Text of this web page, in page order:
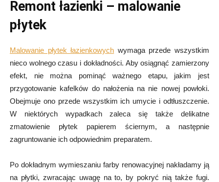
Remont łazienki – malowanie
płytek
Malowanie płytek łazienkowych wymaga przede wszystkim
nieco wolnego czasu i dokładności. Aby osiągnąć zamierzony
efekt, nie można pominąć ważnego etapu, jakim jest
przygotowanie kafelków do nałożenia na nie nowej powłoki.
Obejmuje ono przede wszystkim ich umycie i odtłuszczenie.
W niektórych wypadkach zaleca się także delikatne
zmatowienie płytek papierem ściernym, a następnie
zagruntowanie ich odpowiednim preparatem.
Po dokładnym wymieszaniu farby renowacyjnej nakładamy ją
na płytki, zwracając uwagę na to, by pokryć nią także fugi.